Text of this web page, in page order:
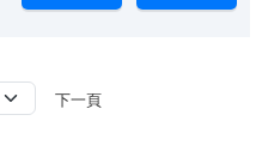
下一頁